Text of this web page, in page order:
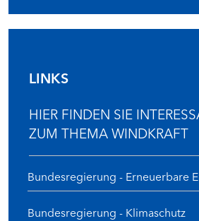
LINKS
HIER FINDEN SIE
ZUM THEMA WINDKRAFT
Bundesregierung - Erneuerbare
Bundesregierung - Klimaschutz